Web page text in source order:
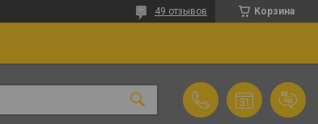
Корзина
49 отзывов